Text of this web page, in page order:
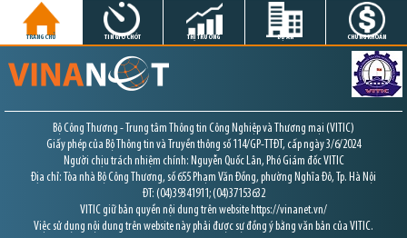
TRANG CHỦ TIN GIỜ CHÓT THỊ TRƯỜNG DỰ ÁN CHỨNG KHOÁN
Bộ Công Thương - Trung tâm Thông tin Công Nghiệp và Thương mại (VITIC)
Giấy phép của Bộ Thông tin và Truyền thông số 114/GP-TTĐT, cấp ngày 3/6/2024
Người chịu trách nhiệm chính: Nguyễn Quốc Lân, Phó Giám đốc VITIC
Địa chỉ: Tòa nhà Bộ Công Thương, số 655 Phạm Văn Đồng, phường Nghĩa Đô, Tp. Hà Nội
ĐT: (04)39341911; (04)37153632
VITIC giữ bản quyền nội dung trên website https://vinanet.vn/
Việc sử dụng nội dung trên website này phải được sự đồng ý bằng văn bản của VITIC.